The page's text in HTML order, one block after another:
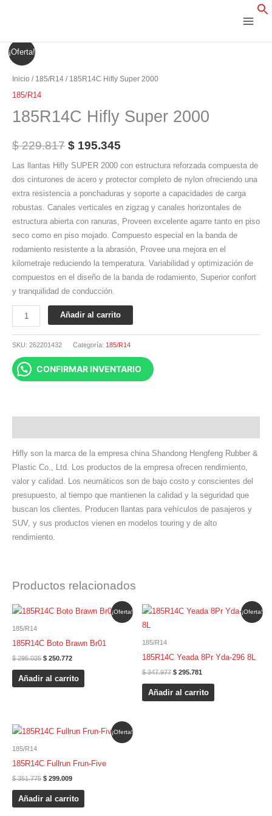
¡Oferta!
Inicio / 185/R14 / 185R14C Hifly Super 2000
185/R14
185R14C Hifly Super 2000
$229.817
precio
era:
$ 229.817.
$ 195.345
precio
es:
Las llantas Hifly SUPER 2000 con estructura reforzada compuesta de
dos cinturones de acero y protector completo de nylon ofreciendo una
extra resistencia a ponchaduras y soporte a capacidades de carga
robustas. Canales verticales en zigzag y canales horizontales de
estructura abierta con ranuras, Proveen excelente agarre tanto en piso
seco como en piso mojado. Compuesto especial en la banda de
rodamiento resistente a la abrasión, Provee una mejora en el
kilometraje reduciendo la temperatura. Variabilidad y optimización de
compuestos en el diseño de la banda de rodamiento, Superior confort
y tranquilidad de conducción.
185R14C
Hifly
Super
2000
Añadir al carrito
SKU: 262201432 Categoría: 185/R14
CONFIRMAR INVENTARIO
Hifly son la marca de la empresa china Shandong Hengfeng Rubber &
Plastic Co., Ltd. Los productos de la empresa ofrecen rendimiento,
valor y calidad. Los neumáticos son de bajo costo y conscientes del
presupuesto, al tiempo que mantienen la calidad y la seguridad que
buscan los clientes. Producen llantas para vehículos de pasajeros y
SUV, y sus productos vienen en modelos touring y de alto
rendimiento.
Productos relacionados
¡Oferta!
185/R14
185R14C Boto Brawn Br01
$295.025
El
precio
$ 295.025.
$ 250.772
El
precio
$ 250.772.
Añadir al carrito
¡Oferta!
185/R14
185R14C Yeada 8Pr Yda-296 8L
$347.977
El
precio
$ 295.781
El
precio
Añadir al carrito
¡Oferta!
185/R14
185R14C Fullrun Frun-Five
$351.775
El
precio
$ 351.775.
$ 299.009
precio
$ 299.009.
Añadir al carrito